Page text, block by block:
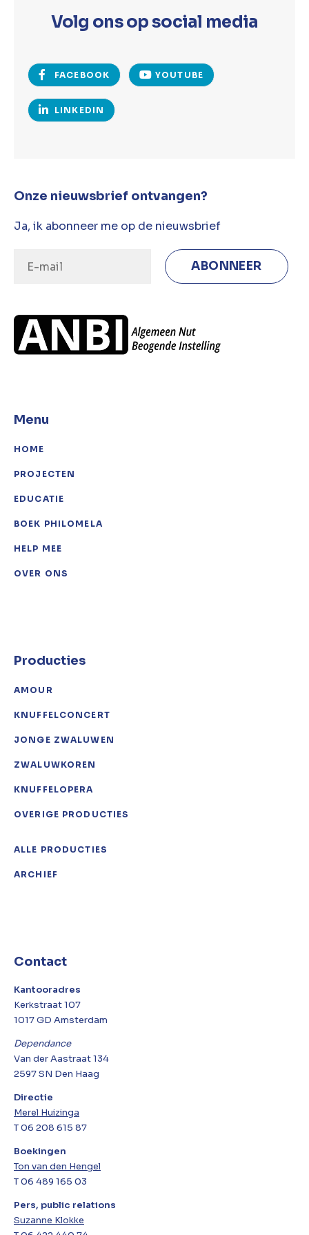
Volg ons op social media
FACEBOOK YOUTUBE
LINKEDIN
Onze nieuwsbrief ontvangen?
Ja, ik abonneer me op de nieuwsbrief
Menu
HOME
PROJECTEN
EDUCATIE
BOEK PHILOMELA
HELP MEE
OVER ONS
Producties
AMOUR
KNUFFELCONCERT
JONGE ZWALUWEN
ZWALUWKOREN
KNUFFELOPERA
OVERIGE PRODUCTIES
ALLE PRODUCTIES
ARCHIEF
Contact
Kantooradres
Kerkstraat 107
1017 GD Amsterdam
Dependance
Van der Aastraat 134
2597 SN Den Haag
Directie
Merel Huizinga
T 06 208 615 87
Boekingen
Ton van den Hengel
T 06 489 165 03
Pers, public relations
Suzanne Klokke